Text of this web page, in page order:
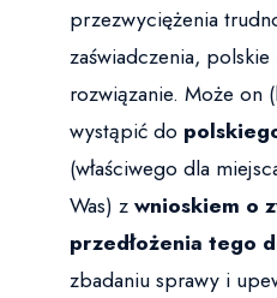
przezwyciężenia
zaświadczenia,
rozwiązanie. Może on
wystąpić do
(właściwego dla
Was) zwnioskiem o
przedłożenia tego
zbadaniu sprawy i